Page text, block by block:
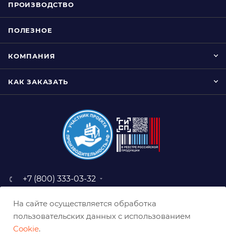
ПРОИЗВОДСТВО
ПОЛЕЗНОЕ
КОМПАНИЯ
КАК ЗАКАЗАТЬ
+7 (800) 333-03-32
baz@belabraziv.ru
308009, Россия, г. Белгород,
На сайте осуществляется обработка
пользовательских данных с использованием
Cookie.